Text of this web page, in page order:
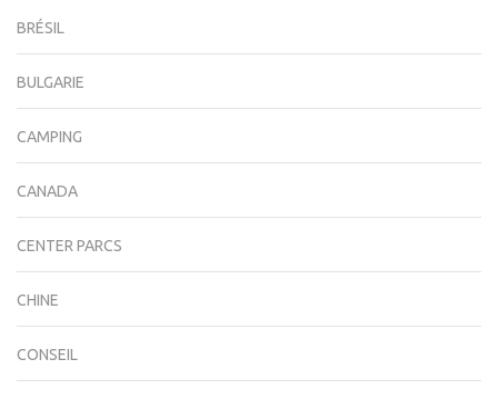
BRÉSIL
BULGARIE
CAMPING
CANADA
CENTER PARCS
CHINE
CONSEIL